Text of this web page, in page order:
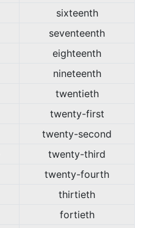
sixteenth
seventeenth
eighteenth
nineteenth
twentieth
twenty-first
twenty-second
twenty-third
twenty-fourth
thirtieth
fortieth